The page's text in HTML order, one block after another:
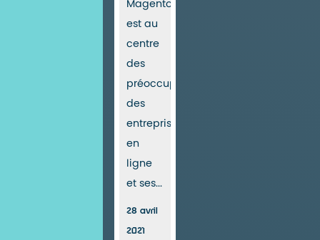
Magento
est au
centre
des
préoccupations
des
entreprises
en
ligne
et ses...
28 avril
2021